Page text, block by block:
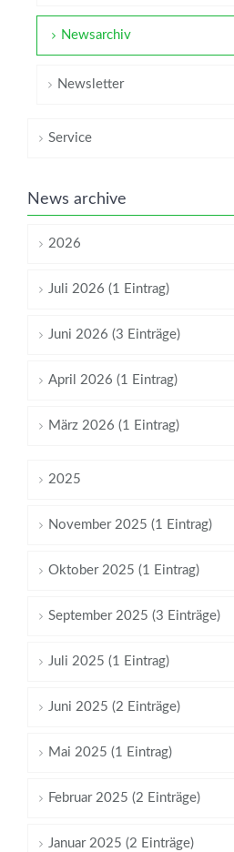
Newsarchiv
Newsletter
Service
News archive
2026
Juli 2026 (1 Eintrag)
Juni 2026 (3 Einträge)
April 2026 (1 Eintrag)
März 2026 (1 Eintrag)
2025
November 2025 (1 Eintrag)
Oktober 2025 (1 Eintrag)
September 2025 (3 Einträge)
Juli 2025 (1 Eintrag)
Juni 2025 (2 Einträge)
Mai 2025 (1 Eintrag)
Februar 2025 (2 Einträge)
Januar 2025 (2 Einträge)